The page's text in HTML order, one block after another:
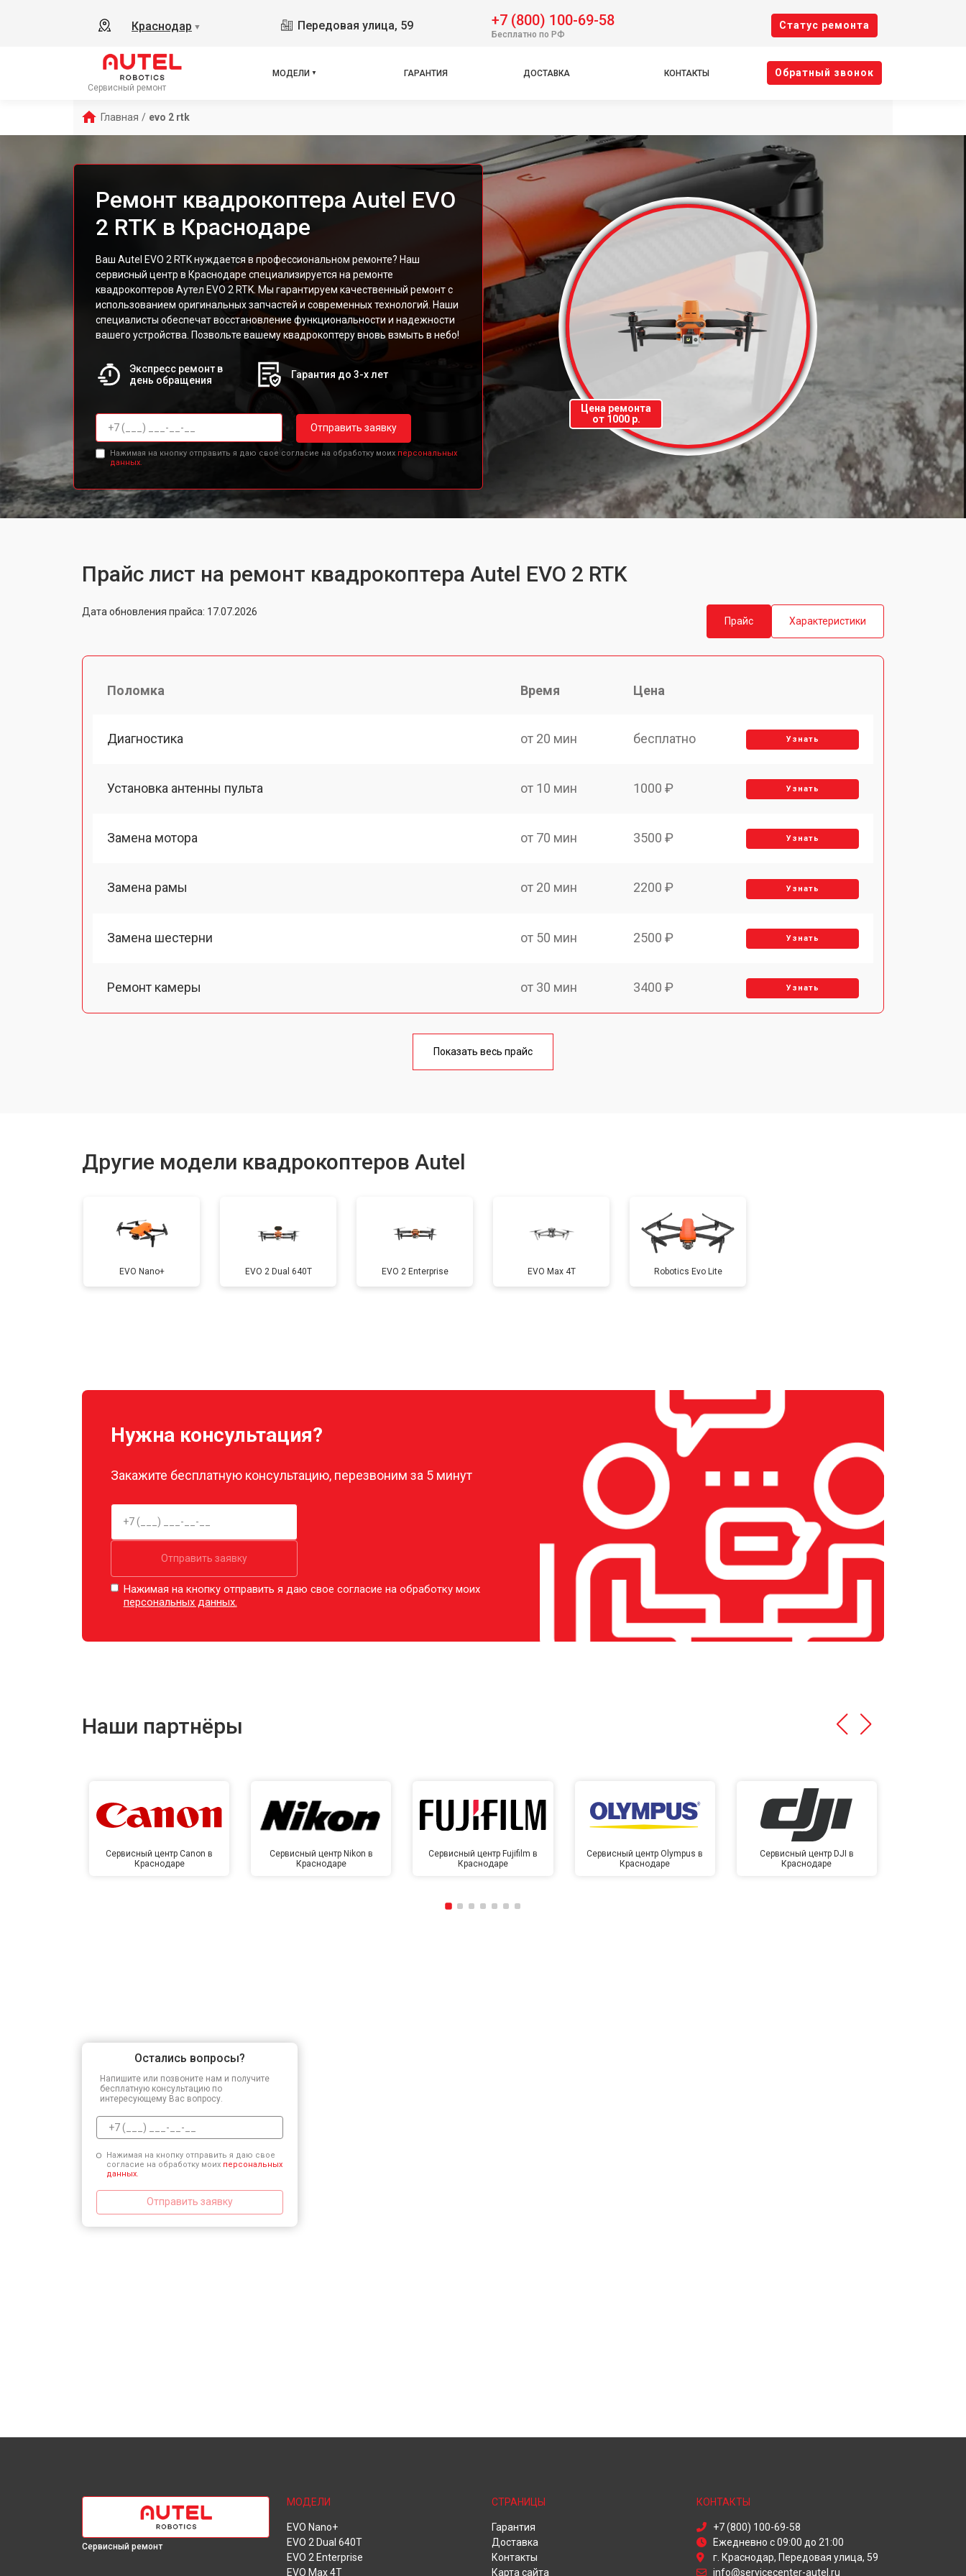
Краснодар ▼ Передовая улица, 59 +7 (800) 100-69-58
Бесплатно по РФ
Cтатус ремонта
Сервисный ремонт
МОДЕЛИ ГАРАНТИЯ ДОСТАВКА КОНТАКТЫ Oбратный звонок
Главная / evo 2 rtk
Ремонт квадрокоптера Autel EVO
2 RTK в Краснодаре
Ваш Autel EVO 2 RTK нуждается в профессиональном ремонте? Наш
сервисный центр в Краснодаре специализируется на ремонте
квадрокоптеров Аутел EVO 2 RTK. Мы гарантируем качественный ремонт с
использованием оригинальных запчастей и современных технологий. Наши
специалисты обеспечат восстановление функциональности и надежности
вашего устройства. Позвольте вашему квадрокоптеру вновь взмыть в небо!
Экспресс ремонт в
день обращения
Гарантия до 3-х лет
Отправить заявку
Нажимая на кнопку отправить я даю свое согласие на обработку моих персональных
данных.
Цена ремонта
от 1000 р.
Прайс лист на ремонт квадрокоптера Autel EVO 2 RTK
Дата обновления прайса: 17.07.2026
Прайс
Характеристики
Поломка Время Цена
Диагностика от 20 мин бесплатно Узнать
Установка антенны пульта от 10 мин 1000 ₽ Узнать
Замена мотора от 70 мин 3500 ₽ Узнать
Замена рамы от 20 мин 2200 ₽ Узнать
Замена шестерни от 50 мин 2500 ₽ Узнать
Ремонт камеры от 30 мин 3400 ₽ Узнать
от 50 мин
Замена GPS-модуля от 30 мин 1500 ₽
Замена аккумулятора от 20 мин 1600 ₽
Замена материнской платы
Ремонт корпуса 3600 ₽ Узнать
Показать весь прайс
Другие модели квадрокоптеров Autel
EVO Nano+ EVO 2 Dual 640T EVO 2 Enterprise EVO Max 4T Robotics Evo Lite
Нужна консультация?
Закажите бесплатную консультацию, перезвоним за 5 минут
Отправить заявку
Нажимая на кнопку отправить я даю свое согласие на обработку моих
персональных данных.
Наши партнёры
Сервисный центр Canon в
Краснодаре
Сервисный центр Nikon в
Краснодаре
Сервисный центр Fujifilm в
Краснодаре
Сервисный центр Olympus в
Краснодаре
Сервисный центр DJI в
Краснодаре
Остались вопросы?
Напишите или позвоните нам и получите
бесплатную консультацию по
интересующему Вас вопросу.
Нажимая на кнопку отправить я даю свое
согласие на обработку моих персональных
данных.
Отправить заявку
Сервисный ремонт
МОДЕЛИ
EVO Nano+
EVO 2 Dual 640T
EVO 2 Enterprise
EVO Max 4T
СТРАНИЦЫ
Гарантия
Доставка
Контакты
Карта сайта
КОНТАКТЫ
+7 (800) 100-69-58
Ежедневно с 09:00 до 21:00
г. Краснодар, Передовая улица, 59
info@servicecenter-autel.ru